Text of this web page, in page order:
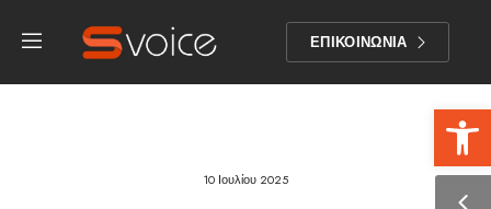
ΕΠΙΚΟΙΝΩΝΙΑ
10 Ιουλίου 2025